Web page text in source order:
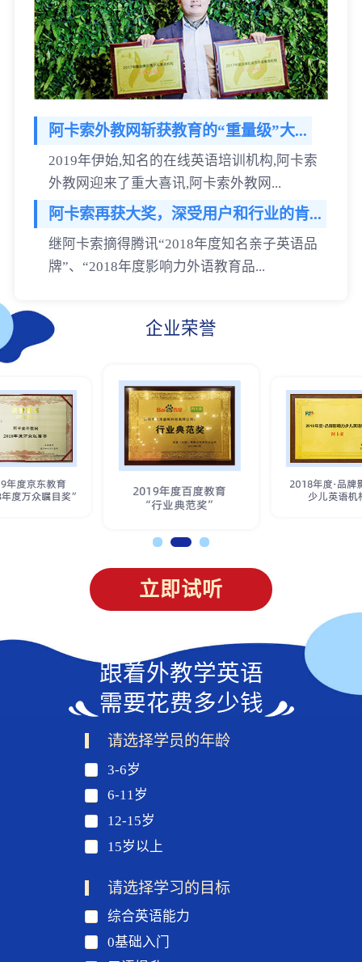
阿卡索外教网斩获教育的“重量级”大...
2019年伊始,知名的在线英语培训机构,阿卡索
外教网迎来了重大喜讯,阿卡索外教网...
阿卡索再获大奖，深受用户和行业的肯...
继阿卡索摘得腾讯“2018年度知名亲子英语品
牌”、“2018年度影响力外语教育品...
企业荣誉
立即试听
跟着外教学英语
需要花费多少钱
请选择学员的年龄
3-6岁
6-11岁
12-15岁
15岁以上
请选择学习的目标
综合英语能力
0基础入门